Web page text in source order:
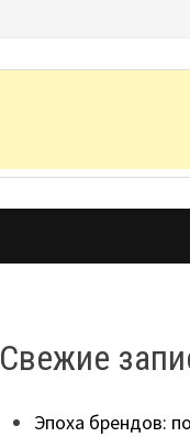
Свежие
Эпоха брендов: